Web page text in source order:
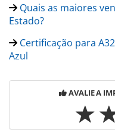
Quais as maiores
Estado?
Certificação para
Azul
AVALIE A